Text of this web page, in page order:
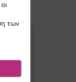
των